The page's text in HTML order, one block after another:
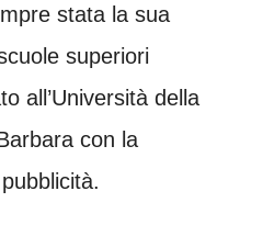
stata la sua
superiori
all’Università della
con la